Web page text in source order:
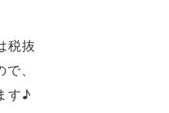
税抜
、
す♪